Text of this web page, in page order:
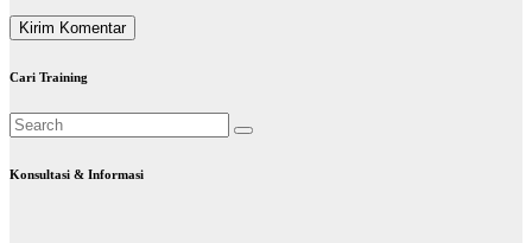
Cari Training
Konsultasi & Informasi